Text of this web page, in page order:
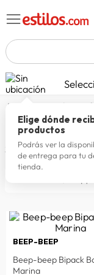
TÉRMINOS MÁS
1. zapatillas
2. celulares
3. zapatillas
4. moda
zapatillas
laptop
8. terrex
9. spiderman
Elige dónde
productos
Podrás ver la
de entrega para tu
tienda.
textil
BIPACK BODY M/C
2 productos
BEEP-BEEP
Beep-beep Bipack
Marina